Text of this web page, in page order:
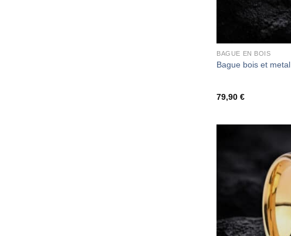
BAGUE EN BOIS
Bague bois et metal
79,90€